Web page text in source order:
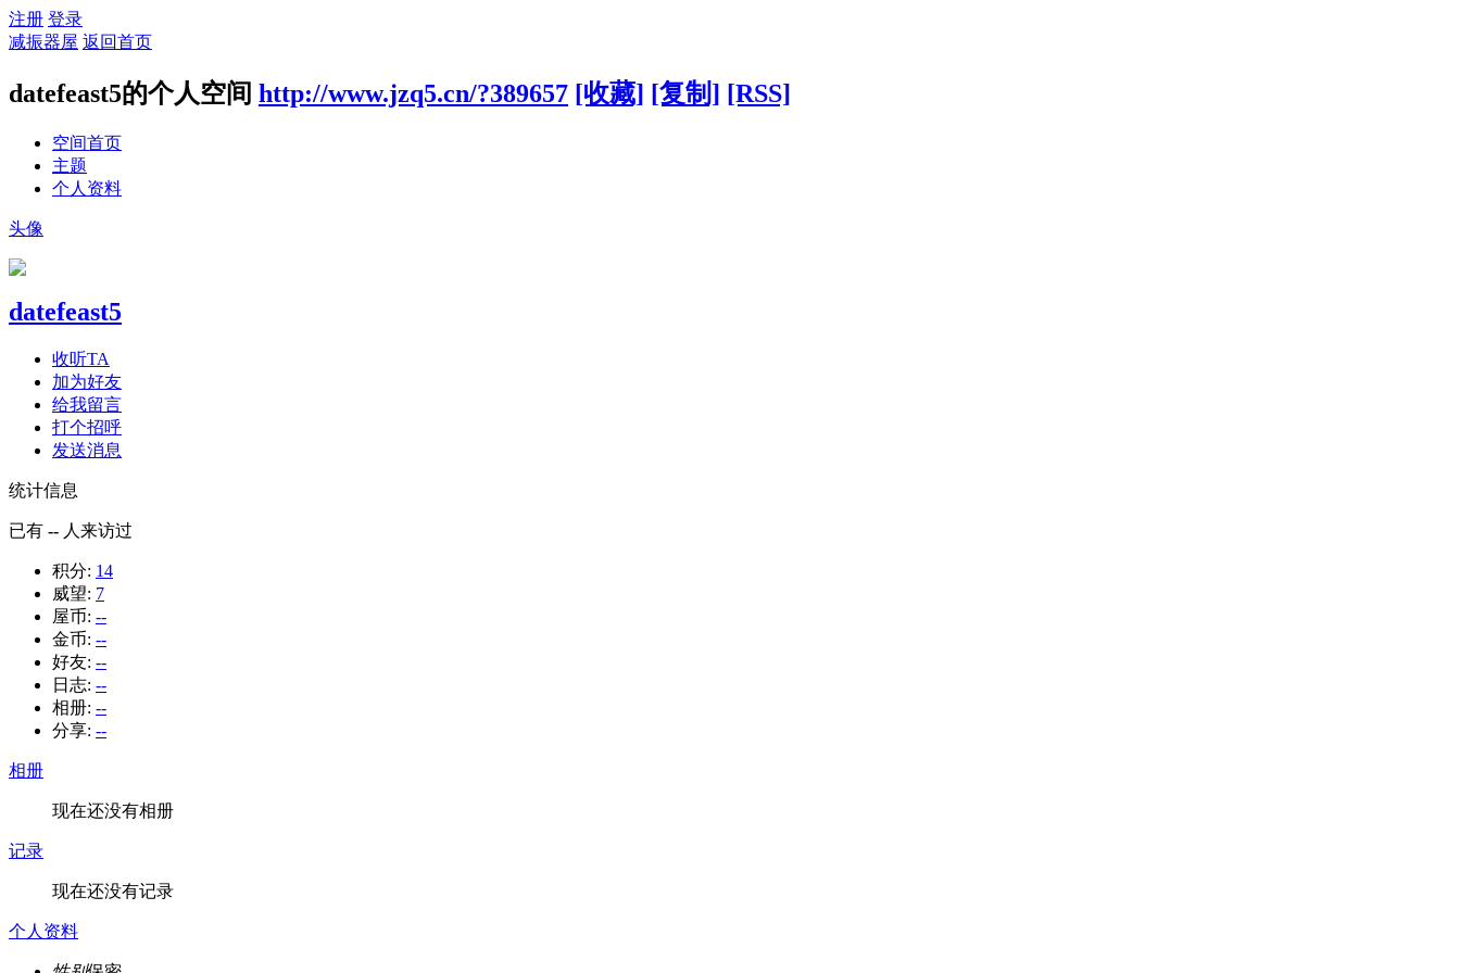
注册 登录
减振器屋 返回首页
datefeast5的个人空间 http://www.jzq5.cn/?389657 [收藏] [复制] [RSS]
空间首页
主题
个人资料
头像
datefeast5
收听TA
加为好友
给我留言
打个招呼
发送消息
统计信息
已有 -- 人来访过
积分: 14
威望: 7
屋币: --
金币: --
好友: --
日志: --
相册: --
分享: --
相册
现在还没有相册
记录
现在还没有记录
个人资料